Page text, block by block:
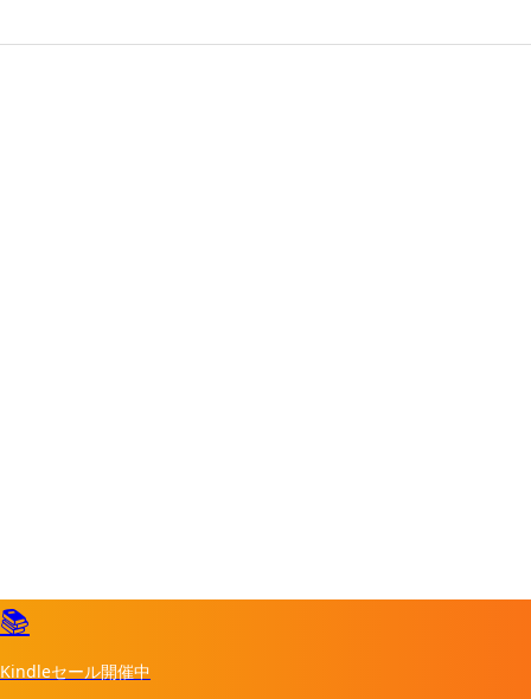
📚
Kindleセール開催中